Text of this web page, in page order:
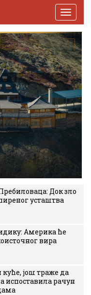
Док зло
усташтва
Америка ће
вира
још траже да
испоставила рачун